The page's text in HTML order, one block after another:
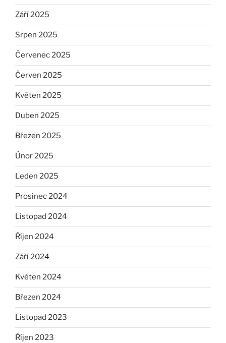
Září 2025
Srpen 2025
Červenec 2025
Červen 2025
Květen 2025
Duben 2025
Březen 2025
Únor 2025
Leden 2025
Prosinec 2024
Listopad 2024
Říjen 2024
Září 2024
Květen 2024
Březen 2024
Listopad 2023
Říjen 2023